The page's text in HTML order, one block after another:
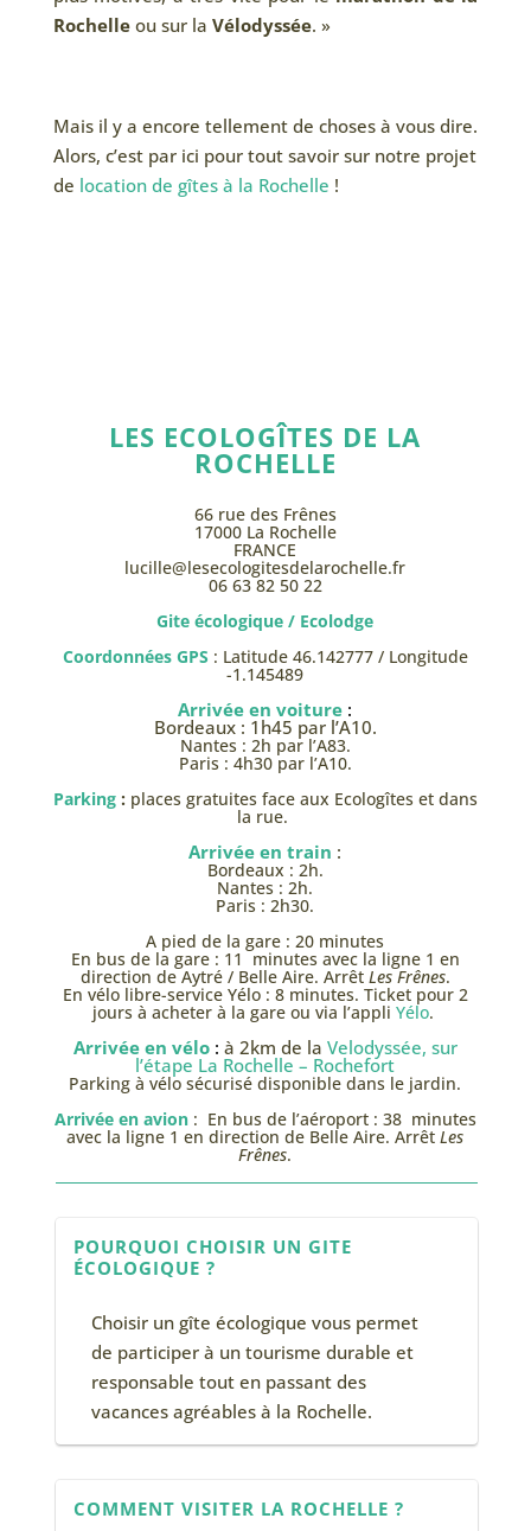
Rochelleou sur la Vélodyssée. »
Mais il y a encore tellement de choses à vous dire.
Alors, c’est par ici pour tout savoir sur notre projet
de location de gîtes à la Rochelle !
LES ECOLOGÎTES DE LA
ROCHELLE
66 rue des Frênes
17000 La Rochelle
FRANCE
lucille@lesecologitesdelarochelle.fr
06 63 82 50 22
Gite écologique / Ecolodge
Coordonnées GPS : Latitude 46.142777 / Longitude
-1.145489
Arrivée en voiture :
Bordeaux : 1h45 par l’A10.
Nantes : 2h par l’A83.
Paris : 4h30 par l’A10.
Parking : places gratuites face aux Ecologîtes et dans
la rue.
Arrivée en train :
Bordeaux : 2h.
Nantes : 2h.
Paris : 2h30.
A pied de la gare : 20 minutes
En bus de la gare : 11 minutes avec la ligne 1 en
direction de Aytré / Belle Aire. Arrêt Les Frênes.
En vélo libre-service Yélo : 8 minutes. Ticket pour 2
jours à acheter à la gare ou via l’appli Yélo.
Arrivée en vélo : à 2km de la Velodyssée, sur
l’étape La Rochelle – Rochefort
Parking à vélo sécurisé disponible dans le jardin.
Arrivée en avion : En bus de l’aéroport : 38 minutes
avec la ligne 1 en direction de Belle Aire. ArrêtLes
Frênes.
POURQUOI CHOISIR UN GITE
ÉCOLOGIQUE ?
Choisir un gîte écologique vous permet
de participer à un tourisme durable et
responsable tout en passant des
vacances agréables à la Rochelle.
COMMENT VISITER LA ROCHELLE ?